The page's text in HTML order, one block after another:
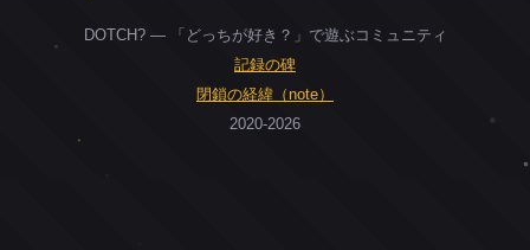
DOTCH? — 「どっちが好き？」で遊ぶコミュニティ
記録の碑
閉鎖の経緯（note）
2020-2026